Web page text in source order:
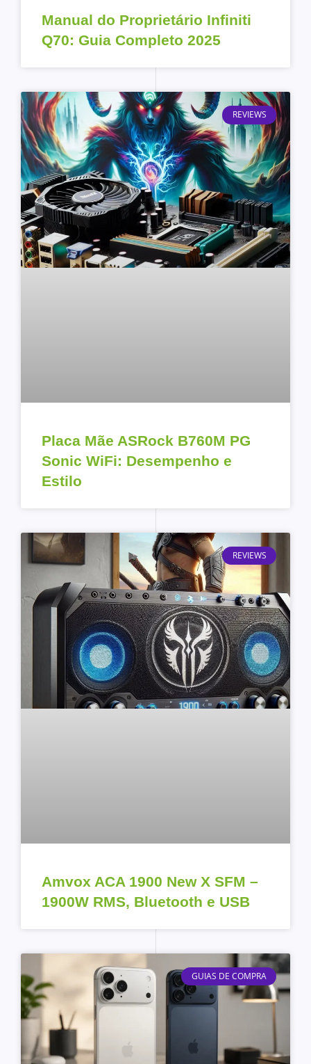
Manual do Proprietário Infiniti
Q70: Guia Completo 2025
REVIEWS
Placa Mãe ASRock B760M PG
Sonic WiFi: Desempenho e
Estilo
REVIEWS
Amvox ACA 1900 New X SFM –
1900W RMS, Bluetooth e USB
GUIAS DE COMPRA